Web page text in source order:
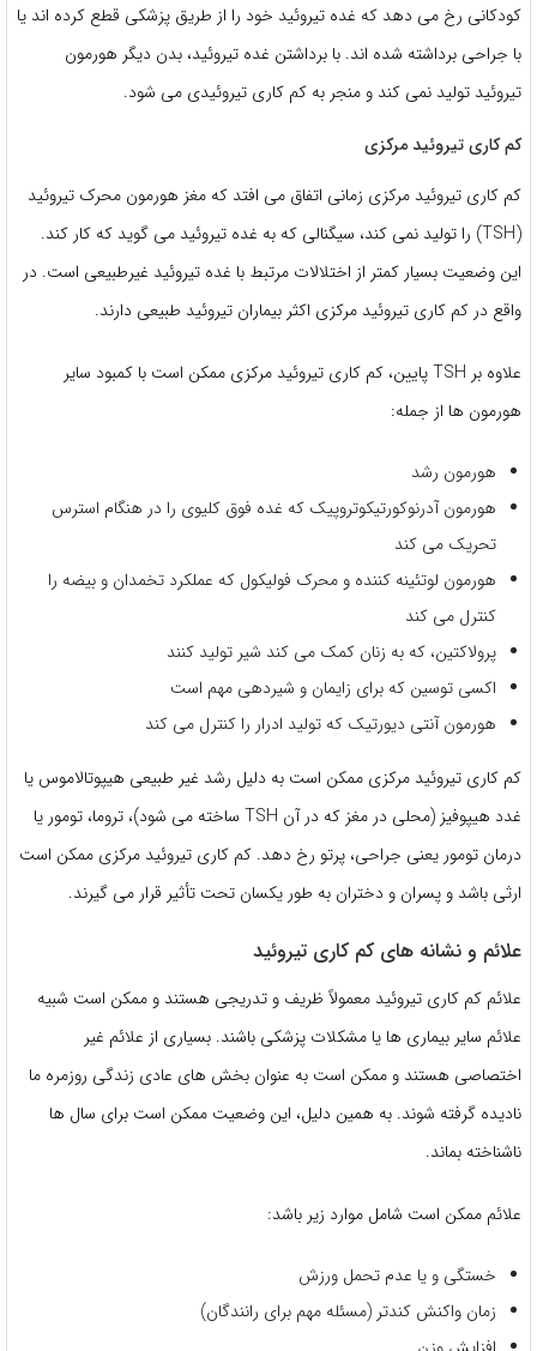
کودکانی رخ می دهد که غده تیروئید خود را از طریق پزشکی قطع کرده اند یا
با جراحی برداشته شده اند. با برداشتن غده تیروئید، بدن دیگر هورمون
تیروئید تولید نمی کند و منجر به کم کاری تیروئیدی می شود.
کم کاری تیروئید مرکزی
کم کاری تیروئید مرکزی زمانی اتفاق می افتد که مغز هورمون محرک تیروئید
(TSH) را تولید نمی کند، سیگنالی که به غده تیروئید می گوید که کار کند.
این وضعیت بسیار کمتر از اختلالات مرتبط با غده تیروئید غیرطبیعی است. در
واقع در کم کاری تیروئید مرکزی اکثر بیماران تیروئید طبیعی دارند.
علاوه بر TSH پایین، کم کاری تیروئید مرکزی ممکن است با کمبود سایر
هورمون ها از جمله:
هورمون رشد
هورمون آدرنوکورتیکوتروپیک که غده فوق کلیوی را در هنگام استرس
تحریک می کند
هورمون لوتئینه کننده و محرک فولیکول که عملکرد تخمدان و بیضه را
کنترل می کند
پرولاکتین، که به زنان کمک می کند شیر تولید کنند
اکسی توسین که برای زایمان و شیردهی مهم است
هورمون آنتی دیورتیک که تولید ادرار را کنترل می کند
کم کاری تیروئید مرکزی ممکن است به دلیل رشد غیر طبیعی هیپوتالاموس یا
غدد هیپوفیز (محلی در مغز که در آن TSH ساخته می شود)، تروما، تومور یا
درمان تومور یعنی جراحی، پرتو رخ دهد. کم کاری تیروئید مرکزی ممکن است
ارثی باشد و پسران و دختران به طور یکسان تحت تأثیر قرار می گیرند.
علائم و نشانه های کم کاری تیروئید
علائم کم کاری تیروئید معمولاً ظریف و تدریجی هستند و ممکن است شبیه
علائم سایر بیماری ها یا مشکلات پزشکی باشند. بسیاری از علائم غیر
اختصاصی هستند و ممکن است به عنوان بخش های عادی زندگی روزمره ما
نادیده گرفته شوند. به همین دلیل، این وضعیت ممکن است برای سال ها
ناشناخته بماند.
علائم ممکن است شامل موارد زیر باشد:
خستگی و یا عدم تحمل ورزش
زمان واکنش کندتر (مسئله مهم برای رانندگان)